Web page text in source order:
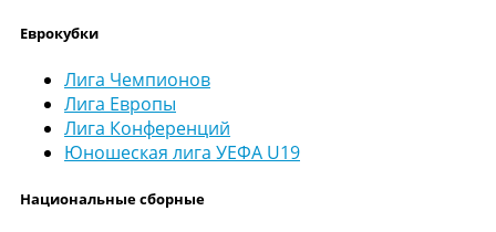
Еврокубки
Лига Чемпионов
Лига Европы
Лига Конференций
Юношеская лига УЕФА U19
Национальные сборные